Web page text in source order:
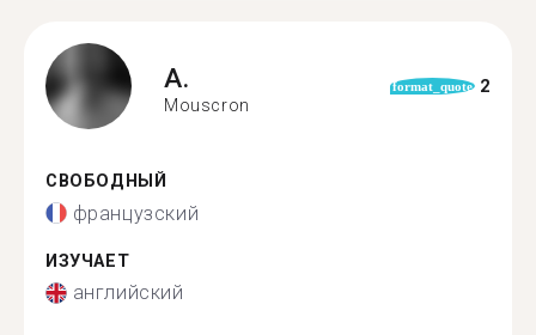
A.
Mouscron
format_quote 2
СВОБОДНЫЙ
французский
ИЗУЧАЕТ
английский